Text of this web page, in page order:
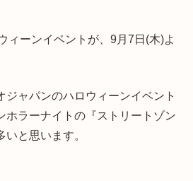
ィーンイベントが、9月7日(木)よ
ジャパンのハロウィーンイベント
ホラーナイトの『ストリートゾン
いと思います。